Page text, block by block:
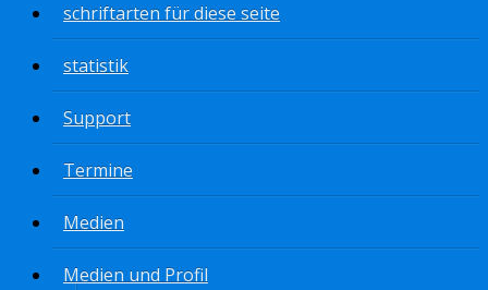
schriftarten für diese seite
statistik
Support
Termine
Medien
Medien und Profil